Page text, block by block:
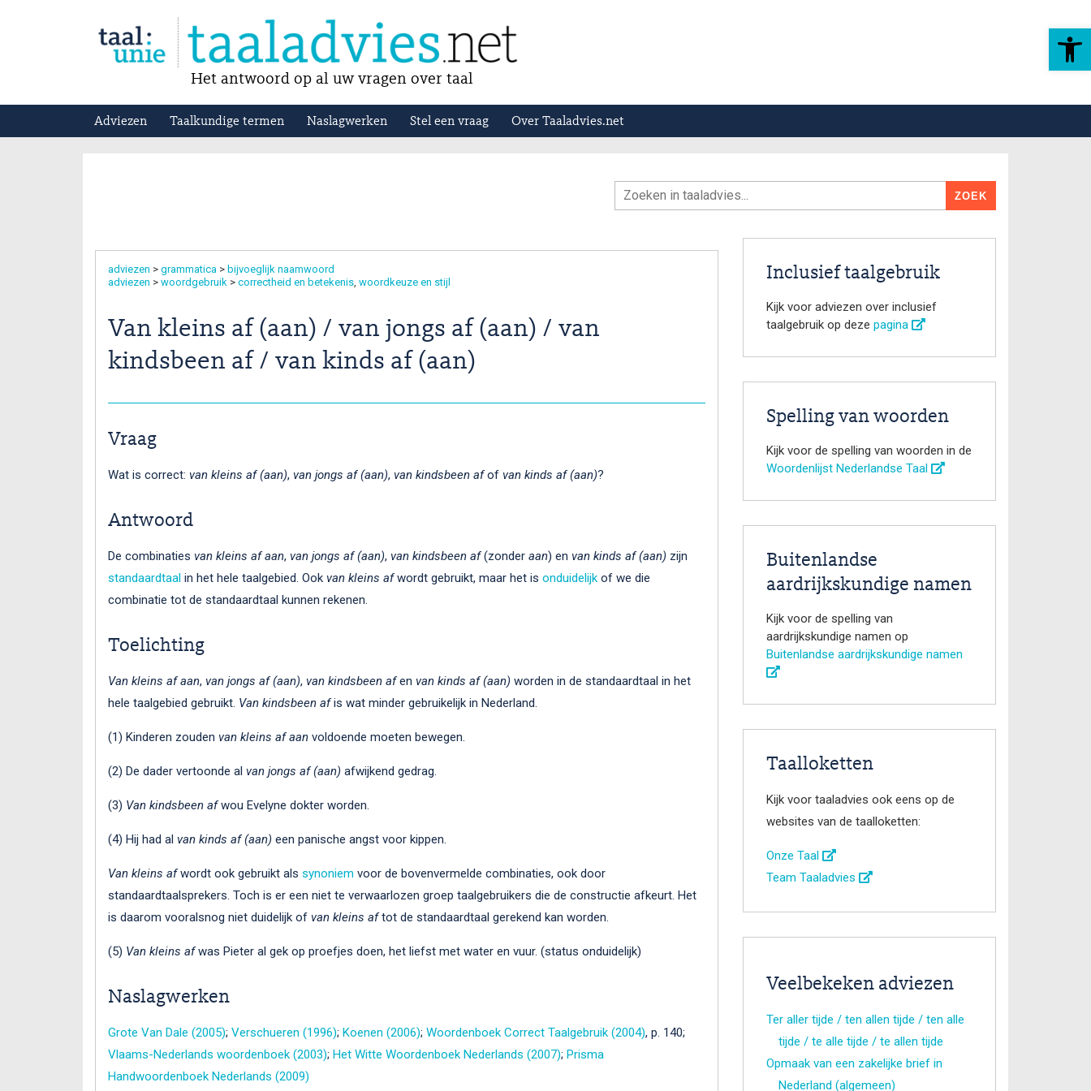
Toolbar openen
Het antwoord op al uw vragen over taal
Adviezen Taalkundige termen Naslagwerken Stel een vraag Over Taaladvies.net
adviezen > grammatica > bijvoeglijk naamwoord
adviezen > woordgebruik > correctheid en betekenis woordkeuze en stijl
Van kleins af (aan) / van jongs af (aan) / van
kindsbeen af / van kinds af (aan)
Vraag
Wat is correct: van kleins af (aan), van jongs af (aan), van kindsbeen afof van kinds af (aan)?
Antwoord
De combinaties van kleins af aan, van jongs af (aan), van kindsbeen af(zonder aan) en van kinds af (aan) zijn
standaardtaal in het hele taalgebied. Ook van kleins afwordt gebruikt, maar het is onduidelijk of we die
combinatie tot de standaardtaal kunnen rekenen.
Toelichting
Van kleins af aan, van jongs af (aan), van kindsbeen afen van kinds af (aan) worden in de standaardtaal in het
hele taalgebied gebruikt. Van kindsbeen afis wat minder gebruikelijk in Nederland.
(1) Kinderen zouden van kleins af aan voldoende moeten bewegen.
(2) De dader vertoonde al van jongs af (aan) afwijkend gedrag.
(3) Van kindsbeen afwou Evelyne dokter worden.
(4) Hij had al van kinds af (aan) een panische angst voor kippen.
Van kleins afwordt ook gebruikt als synoniem voor de bovenvermelde combinaties, ook door
standaardtaalsprekers. Toch is er een niet te verwaarlozen groep taalgebruikers die de constructie afkeurt. Het
is daarom vooralsnog niet duidelijk of van kleins aftot de standaardtaal gerekend kan worden.
(5) Van kleins afwas Pieter al gek op proefjes doen, het liefst met water en vuur. (status onduidelijk)
Naslagwerken
Grote Van Dale (2005); Verschueren (1996); Koenen (2006); Woordenboek Correct Taalgebruik (2004), p. 140;
Vlaams-Nederlands woordenboek (2003); Het Witte Woordenboek Nederlands (2007); Prisma
Handwoordenboek Nederlands (2009)
Inclusief taalgebruik
Kijk voor adviezen over inclusief
taalgebruik op deze pagina
Spelling van woorden
Kijk voor de spelling van woorden in de
Woordenlijst Nederlandse Taal
Buitenlandse
aardrijkskundige namen
Kijk voor de spelling van
aardrijkskundige namen op
Buitenlandse aardrijkskundige namen
Taalloketten
Kijk voor taaladvies ook eens op de
websites van de taalloketten:
Onze Taal
Team Taaladvies
Veelbekeken adviezen
Ter aller tijde / ten allen tijde / ten alle
tijde / te alle tijde / te allen tijde
Opmaak van een zakelijke brief in
Nederland (algemeen)